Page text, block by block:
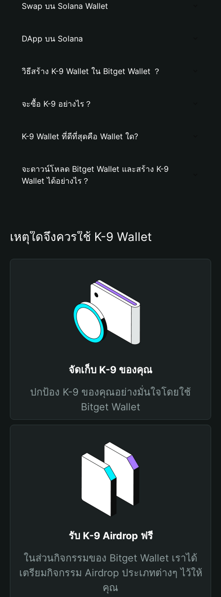
Swap บน Solana Wallet
DApp บน Solana
วิธีสร้าง K-9 Wallet ใน Bitget Wallet ？
จะซื้อ K-9 อย่างไร？
K-9 Wallet ที่ดีที่สุดคือ Wallet ใด?
จะดาวน์โหลด Bitget Wallet และสร้าง K-9
Wallet ได้อย่างไร？
เหตุใดจึงควรใช้ K-9 Wallet
จัดเก็บ K-9 ของคุณ
ปกป้อง K-9 ของคุณอย่างมั่นใจโดยใช้
Bitget Wallet
รับ K-9 Airdrop ฟรี
ในส่วนกิจกรรมของ Bitget Wallet เราได้
เตรียมกิจกรรม Airdrop ประเภทต่างๆ ไว้ให้
คุณ